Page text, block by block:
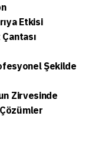
Etkisi
Şekilde
Zirvesinde